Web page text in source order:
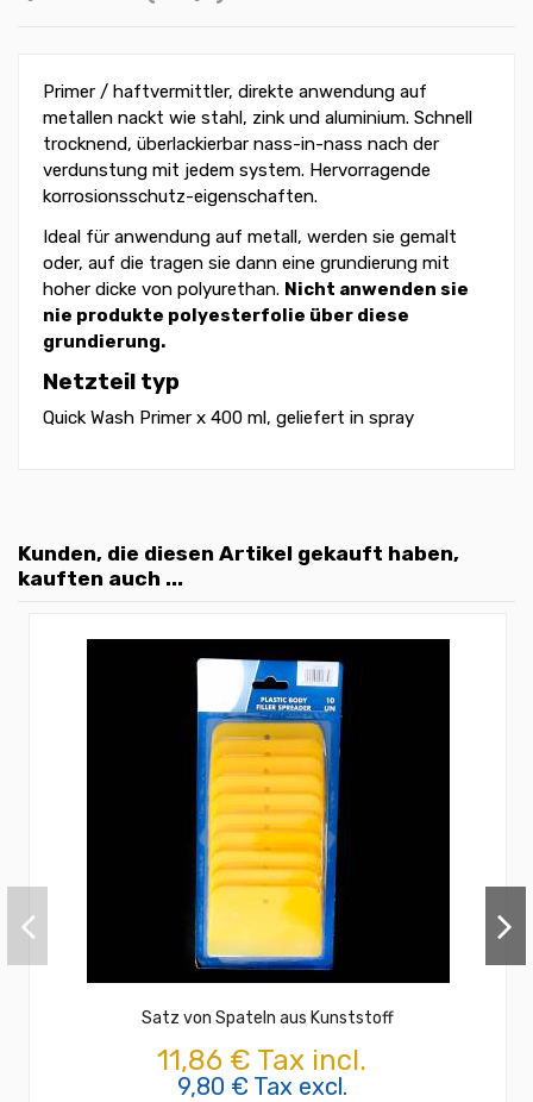
Primer / haftvermittler, direkte anwendung auf
metallen nackt wie stahl, zink und aluminium. Schnell
trocknend, überlackierbar nass-in-nass nach der
verdunstung mit jedem system. Hervorragende
korrosionsschutz-eigenschaften.
Ideal für anwendung auf metall, werden sie gemalt
oder, auf die tragen sie dann eine grundierung mit
hoher dicke von polyurethan. Nicht anwenden sie
nie produkte polyesterfolie über diese
grundierung.
Netzteil typ
Quick Wash Primer x 400 ml, geliefert in spray
Kunden, die diesen Artikel gekauft haben,
kauften auch ...
Satz von Spateln aus Kunststoff
11,86 € Tax incl.
9,80 € Tax excl.